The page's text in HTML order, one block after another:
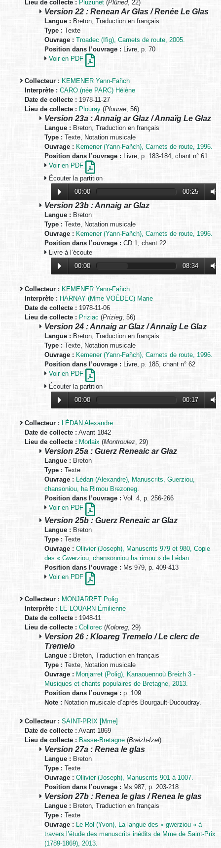
Lieu de collecte : Pluzunet (Plûned, 22)
Version 22 : Renean Ar Glas / Renée Le Glas
Langue : Breton, Traduction en français
Type : Texte
Ouvrage : Troadec (Ifig), Carnets de route, 2005.
Position dans l’ouvrage : Livre, p. 70
Voir en PDF
Collecteur : KEMENER Yann-Fañch
Interprète : CARO (née PARC) Hélène
Date de collecte : 1978-11-27
Lieu de collecte : Plouray (Plourae, 56)
Version 23a : Annaig ar Glaz / Annaïg Le Glaz
Langue : Breton, Traduction en français
Type : Texte, Notation musicale
Ouvrage : Kemener (Yann-Fañch), Carnets de route, 1996.
Position dans l’ouvrage : Livre, p. 183-184, chant n° 61
Voir en PDF
Écouter la partition
00:00
00:25
Version 23b : Annaig ar Glaz
Langue : Breton
Type : Texte, Notation musicale
Ouvrage : Kemener (Yann-Fañch), Carnets de route, 1996.
Position dans l’ouvrage : CD 1, chant 22
Livre à l’écoute
00:00
08:34
Collecteur : KEMENER Yann-Fañch
Interprète : HARNAY (Mme VOÉDEC) Marie
Date de collecte : 1978-11-06
Lieu de collecte : Priziac (Prizieg , 56)
Version 24 : Annaig ar Glaz / Annaïg Le Glaz
Langue : Breton, Traduction en français
Type : Texte, Notation musicale
Ouvrage : Kemener (Yann-Fañch), Carnets de route, 1996.
Position dans l’ouvrage : Livre, p. 185, chant n° 62
Voir en PDF
Écouter la partition
00:00
00:17
Collecteur :
LÉDAN Alexandre
Date de collecte : Avant 1842
Lieu de collecte : Morlaix (Montroulez , 29)
Version 25a : Guerz Reneaic ar Glaz
Langue : Breton
Type : Texte
Ouvrage :
Lédan (Alexandre), Manuscrits, Guerziou,
chansoniou, ha Rimou Brezoneg.
Position dans l’ouvrage : Vol. 4, p. 256-266
Voir en PDF
Version 25b : Guerz Reneaic ar Glaz
Langue : Breton
Type : Texte
Ouvrage : Ollivier (Joseph), Manuscrits 979 et 980, Copie
des « Gwerziou, chansonniou ha rimou » de Lédan.
Position dans l’ouvrage : Ms 979, p. 409-413
Voir en PDF
Collecteur : MONJARRET Polig
Interprète :
LE LOUARN Émilienne
Date de collecte : 1948-11
Lieu de collecte : Collorec (Koloreg , 29)
Version 26 : Kloareg Tremelo / Le clerc de
Tremelo
Langue : Breton, Traduction en français
Type : Texte, Notation musicale
Ouvrage : Monjarret (Polig), Kanaouennoù Breizh 3 -
Musiques et chants populaires de Bretagne, 2013.
Position dans l’ouvrage : p. 109
Note : Notation musicale d’après Bourgault-Ducoudray.
Collecteur : SAINT-PRIX [Mme]
Date de collecte : Avant 1869
Lieu de collecte : Basse-Bretagne (Breizh-Izel)
Version 27a : Renea le glas
Langue : Breton
Type : Texte
Ouvrage : Ollivier (Joseph), Manuscrits 901 à 1007.
Position dans l’ouvrage : Ms 987, p. 203-218
Version 27b : Renea le glas / Renea le glas
Langue : Breton, Traduction en français
Type : Texte
Ouvrage :
Le Rol (Yvon), La langue des « gwerziou » à
travers l’étude des manuscrits inédits de Mme de Saint-Prix
(1789-1869), 2013.